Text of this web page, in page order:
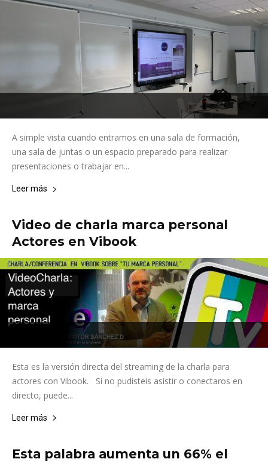
A simple vista cuando entramos en una sala de formación,
una sala de juntas o un espacio preparado para realizar
presentaciones o trabajar en...
Leer más
Video de charla marca personal
Actores en Vibook
Esta es la versión directa del streaming de la charla para
actores con Vibook. Si no pudisteis asistir o conectaros en
directo, puede...
Leer más
Esta palabra aumenta un 66% el